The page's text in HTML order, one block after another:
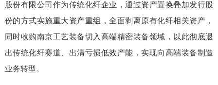
股份有限公司作为传统化纤企业，通过资产置换叠加发行股
份的方式实施重大资产重组，全面剥离原有化纤相关资产，
同时收购南京工艺装备切入高端精密装备领域，以此彻底退
出传统化纤赛道、出清亏损低效产能，实现向高端装备制造
业务转型。